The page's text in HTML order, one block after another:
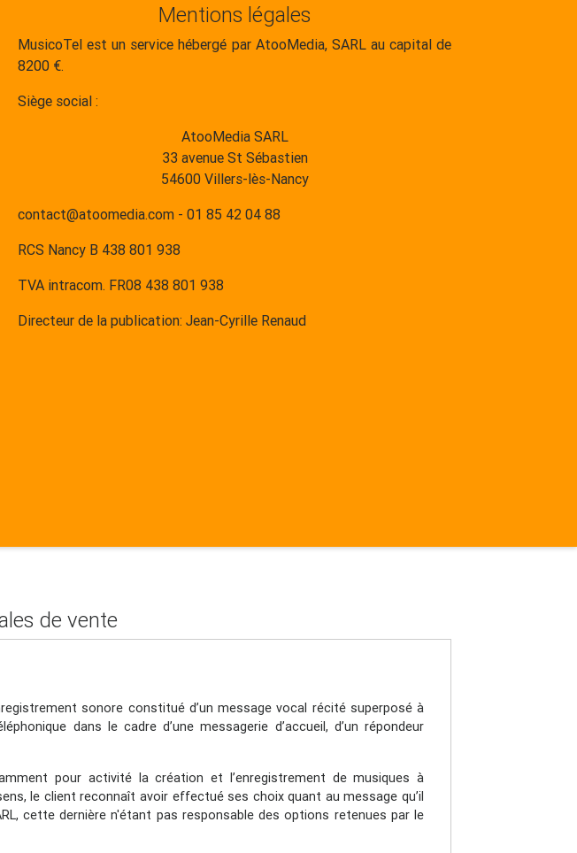
Mentions légales
MusicoTel est un service hébergé par AtooMedia, SARL au capital de
8200 €.
Siège social :
AtooMedia SARL
33 avenue St Sébastien
54600 Villers-lès-Nancy
contact@atoomedia.com - 01 85 42 04 88
RCS Nancy B 438 801 938
TVA intracom. FR08 438 801 938
Directeur de la publication: Jean-Cyrille Renaud
de vente
sonore constitué d’un message vocal récité superposé à
dans le cadre d’une messagerie d’accueil, d’un répondeur
pour activité la création et l’enregistrement de musiques à
le client reconnaît avoir effectué ses choix quant au message qu’il
cette dernière n'étant pas responsable des options retenues par le